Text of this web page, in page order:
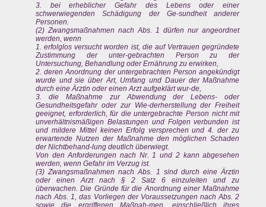
3. bei erheblicher Gefahr des Lebens oder einer
schwerwiegenden Schädigung der Ge-sundheit anderer
Personen.
(2) Zwangsmaßnahmen nach Abs. 1 dürfen nur angeordnet
werden, wenn
1. erfolglos versucht worden ist, die auf Vertrauen gegründete
Zustimmung der unter-gebrachten Person zu der
Untersuchung, Behandlung oder Ernährung zu erwirken,
2. deren Anordnung der untergebrachten Person angekündigt
wurde und sie über Art, Umfang und Dauer der Maßnahme
durch eine Ärztin oder einen Arzt aufgeklärt wur-de,
3. die Maßnahme zur Abwendung der Lebens- oder
Gesundheitsgefahr oder zur Wie-derherstellung der Freiheit
geeignet, erforderlich, für die untergebrachte Person nicht mit
unverhältnismäßigen Belastungen und Folgen verbunden ist
und mildere Mittel keinen Erfolg versprechen und 4. der zu
erwartende Nutzen der Maßnahme den möglichen Schaden
der Nichtbehand-lung deutlich überwiegt.
Von den Anforderungen nach Nr. 1 und 2 kann abgesehen
werden, wenn Gefahr im Verzug ist.
(3) Zwangsmaßnahmen nach Abs. 1 sind durch eine Ärztin
oder einen Arzt nach § 2 Satz 6 einzuleiten und zu
überwachen. Die Gründe für die Anordnung einer Maßnahme
nach Abs. 1, das Vorliegen der Voraussetzungen nach Abs. 2
sowie die ergriffenen Maßnah-men, einschließlich ihres